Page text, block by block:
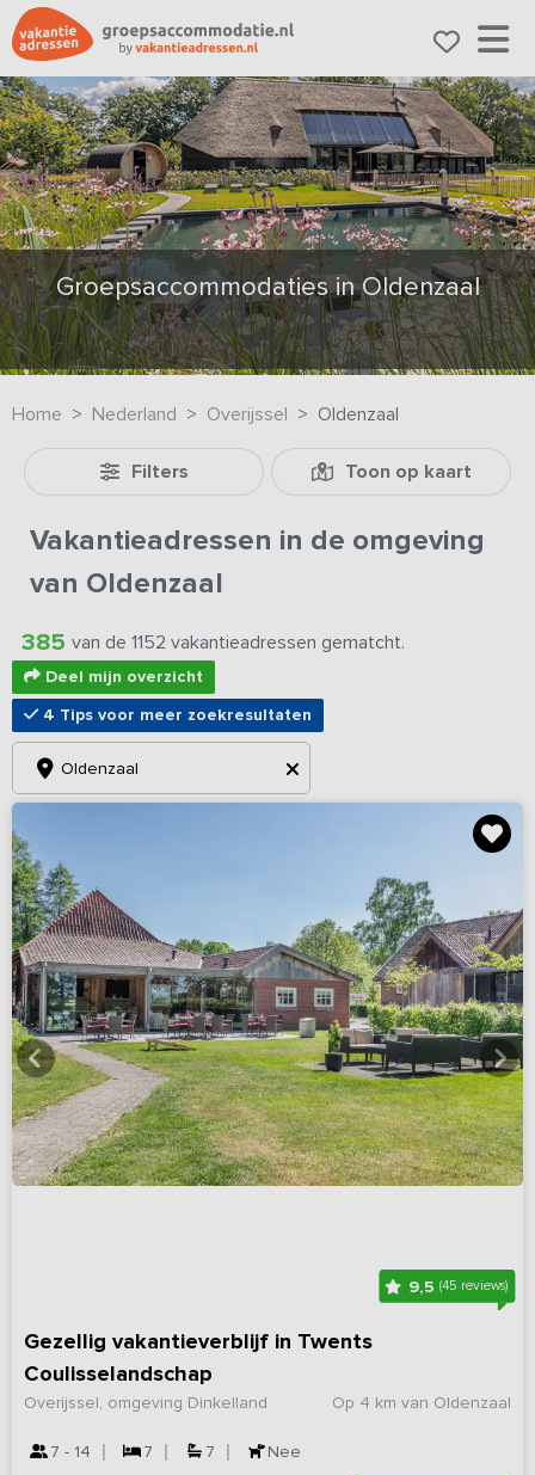
Groepsaccommodaties in Oldenzaal
Home Nederland Overijssel Oldenzaal
Filters Toon op kaart
Vakantieadressen in de omgeving
van Oldenzaal
385 van de 1152 vakantieadressen gematcht.
Deel mijn overzicht
4 Tips voor meer zoekresultaten
Oldenzaal
9,5(45 reviews)
Gezellig vakantieverblijf in Twents
Coulisselandschap
Op 4 km van Oldenzaal
Overijssel, omgeving Dinkelland
7 - 14 7 7 Nee